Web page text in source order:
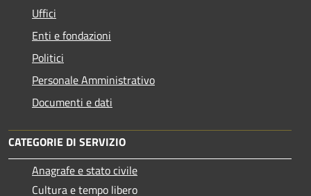
Uffici
Enti e fondazioni
Politici
Personale Amministrativo
Documenti e dati
CATEGORIE DI SERVIZIO
Anagrafe e stato civile
Cultura e tempo libero